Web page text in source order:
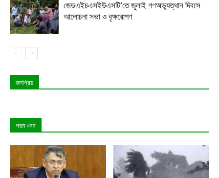
জেডএইচএসইউএসটি’তে জুলাই গণঅভ্যুত্থান দিবসে
আলোচনা সভা ও বৃক্ষরোপণ
জনপ্রিয়
গরম খবর